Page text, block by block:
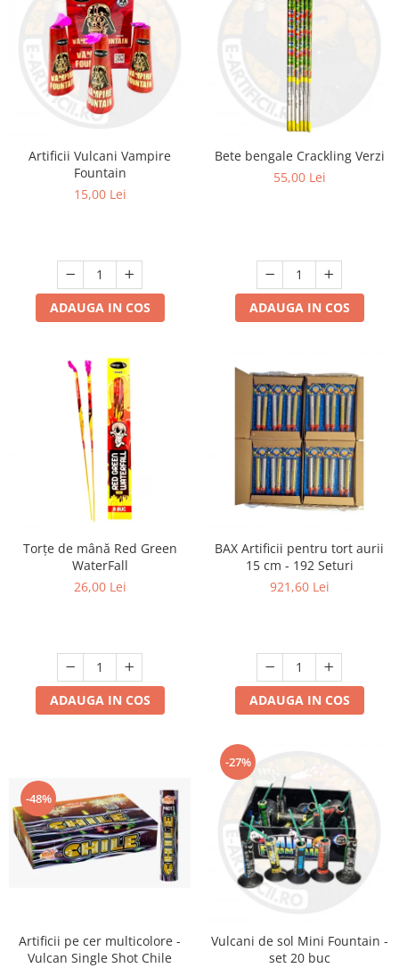
Artificii Vulcani Vampire
Fountain
15,00 Lei
ADAUGA IN COS
Bete bengale Crackling Verzi
55,00 Lei
ADAUGA IN COS
Torțe de mână Red Green
WaterFall
26,00 Lei
ADAUGA IN COS
BAX Artificii pentru tort aurii
15 cm - 192 Seturi
921,60 Lei
ADAUGA IN COS
-48%
Artificii pe cer multicolore -
Vulcan Single Shot Chile
-27%
Vulcani de sol Mini Fountain -
set 20 buc